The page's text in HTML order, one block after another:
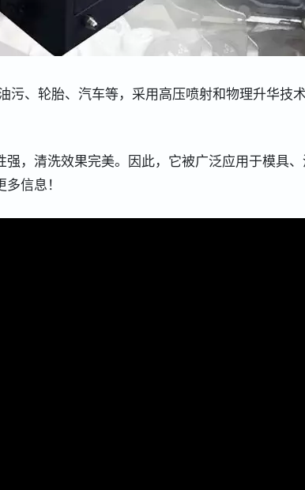
污、轮胎、汽车等，采用高压喷射和物理升华技
，清洗效果完美。因此，它被广泛应用于模具
信息！